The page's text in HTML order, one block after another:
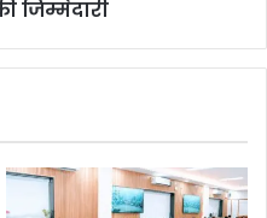
जिम्मेदारी